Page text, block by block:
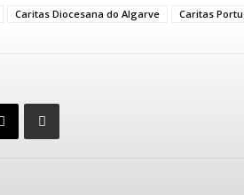
Caritas Diocesana do Algarve Caritas